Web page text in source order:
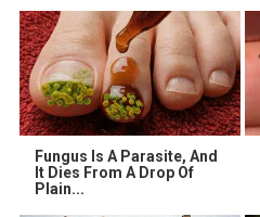
Fungus Is A Parasite, And
It Dies From A Drop Of
Plain...